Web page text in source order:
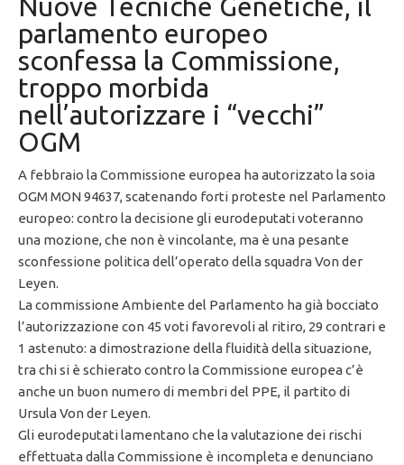
parlamento europeo
sconfessa la Commissione,
troppo morbida
nell’autorizzare i “vecchi”
OGM
A febbraio la Commissione europea ha autorizzato la soia
OGM MON 94637, scatenando forti proteste nel Parlamento
europeo: contro la decisione gli eurodeputati voteranno
una mozione, che non è vincolante, ma è una pesante
sconfessione politica dell’operato della squadra Von der
Leyen.
La commissione Ambiente del Parlamento ha già bocciato
l’autorizzazione con 45 voti favorevoli al ritiro, 29 contrari e
1 astenuto: a dimostrazione della fluidità della situazione,
tra chi si è schierato contro la Commissione europea c’è
anche un buon numero di membri del PPE, il partito di
Ursula Von der Leyen.
Gli eurodeputati lamentano che la valutazione dei rischi
effettuata dalla Commissione è incompleta e denunciano